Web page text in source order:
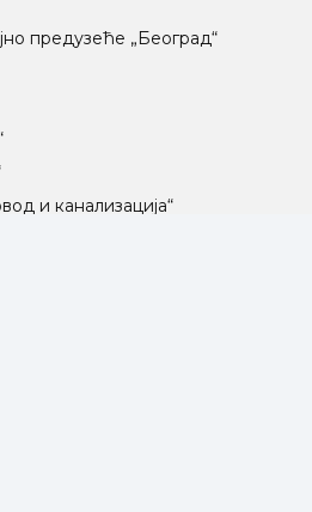
предузеће „Београд“
и канализација“